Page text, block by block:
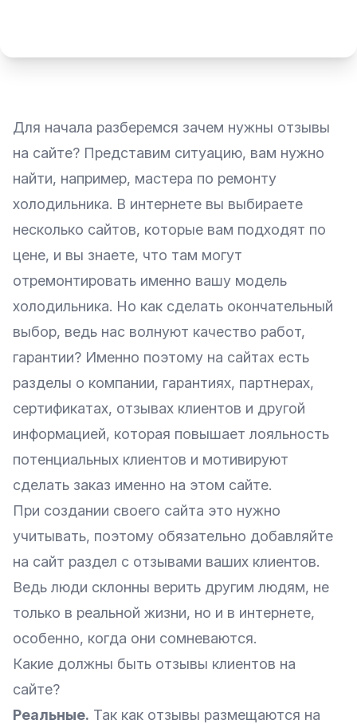
Для начала разберемся зачем нужны отзывы
на сайте? Представим ситуацию, вам нужно
найти, например, мастера по ремонту
холодильника. В интернете вы выбираете
несколько сайтов, которые вам подходят по
цене, и вы знаете, что там могут
отремонтировать именно вашу модель
холодильника. Но как сделать окончательный
выбор, ведь нас волнуют качество работ,
гарантии? Именно поэтому на сайтах есть
разделы о компании, гарантиях, партнерах,
сертификатах, отзывах клиентов и другой
информацией, которая повышает лояльность
потенциальных клиентов и мотивируют
сделать заказ именно на этом сайте.
При создании своего сайта это нужно
учитывать, поэтому обязательно добавляйте
на сайт раздел с отзывами ваших клиентов.
Ведь люди склонны верить другим людям, не
только в реальной жизни, но и в интернете,
особенно, когда они сомневаются.
Какие должны быть отзывы клиентов на
сайте?
Реальные. Так как отзывы размещаются на